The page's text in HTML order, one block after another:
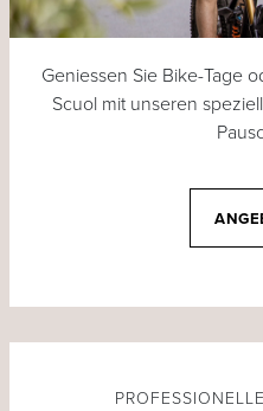
Geniessen Sie Bike-Tage
Scuol mit unseren